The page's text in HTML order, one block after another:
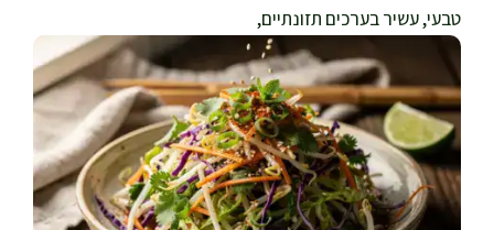
טבעי, עשיר בערכים תזונתיים,